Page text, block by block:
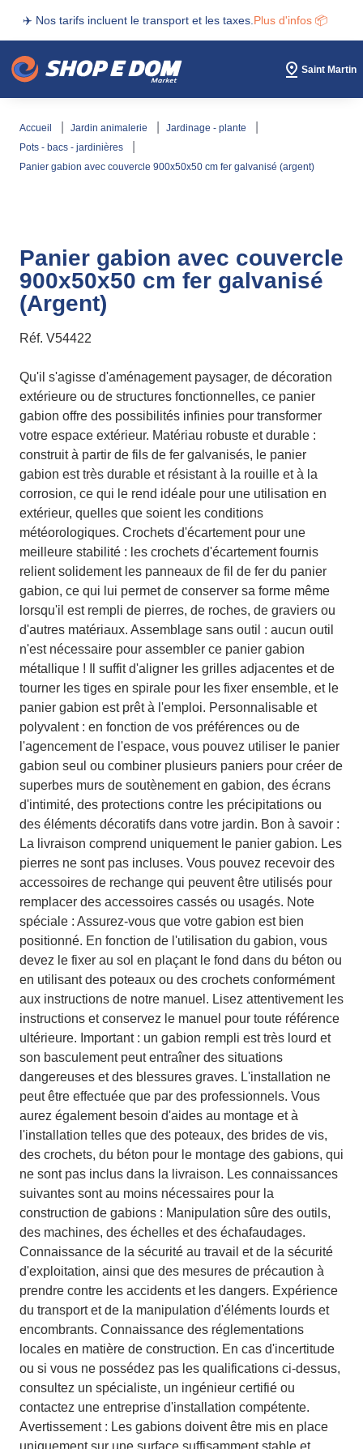
✈️ Nos tarifs incluent le transport et les taxes. Plus d'infos 📦
Saint Martin
accueil jardin animalerie
jardinage - plante
pots - bacs - jardinières
panier gabion avec couvercle 900x50x50 cm fer galvanisé (argent)
Panier gabion avec couvercle
900x50x50 cm fer galvanisé
(Argent)
Réf. V54422
Qu'il s'agisse d'aménagement paysager, de décoration
extérieure ou de structures fonctionnelles, ce panier
gabion offre des possibilités infinies pour transformer
votre espace extérieur. Matériau robuste et durable :
construit à partir de fils de fer galvanisés, le panier
gabion est très durable et résistant à la rouille et à la
corrosion, ce qui le rend idéale pour une utilisation en
extérieur, quelles que soient les conditions
météorologiques. Crochets d'écartement pour une
meilleure stabilité : les crochets d'écartement fournis
relient solidement les panneaux de fil de fer du panier
gabion, ce qui lui permet de conserver sa forme même
lorsqu'il est rempli de pierres, de roches, de graviers ou
d'autres matériaux. Assemblage sans outil : aucun outil
n'est nécessaire pour assembler ce panier gabion
métallique ! Il suffit d'aligner les grilles adjacentes et de
tourner les tiges en spirale pour les fixer ensemble, et le
panier gabion est prêt à l'emploi. Personnalisable et
polyvalent : en fonction de vos préférences ou de
l'agencement de l'espace, vous pouvez utiliser le panier
gabion seul ou combiner plusieurs paniers pour créer de
superbes murs de soutènement en gabion, des écrans
d'intimité, des protections contre les précipitations ou
des éléments décoratifs dans votre jardin. Bon à savoir :
La livraison comprend uniquement le panier gabion. Les
pierres ne sont pas incluses. Vous pouvez recevoir des
accessoires de rechange qui peuvent être utilisés pour
remplacer des accessoires cassés ou usagés. Note
spéciale : Assurez-vous que votre gabion est bien
positionné. En fonction de l'utilisation du gabion, vous
devez le fixer au sol en plaçant le fond dans du béton ou
en utilisant des poteaux ou des crochets conformément
aux instructions de notre manuel. Lisez attentivement les
instructions et conservez le manuel pour toute référence
ultérieure. Important : un gabion rempli est très lourd et
son basculement peut entraîner des situations
dangereuses et des blessures graves. L'installation ne
peut être effectuée que par des professionnels. Vous
aurez également besoin d'aides au montage et à
l'installation telles que des poteaux, des brides de vis,
des crochets, du béton pour le montage des gabions, qui
ne sont pas inclus dans la livraison. Les connaissances
suivantes sont au moins nécessaires pour la
construction de gabions : Manipulation sûre des outils,
des machines, des échelles et des échafaudages.
Connaissance de la sécurité au travail et de la sécurité
d'exploitation, ainsi que des mesures de précaution à
prendre contre les accidents et les dangers. Expérience
du transport et de la manipulation d'éléments lourds et
encombrants. Connaissance des réglementations
locales en matière de construction. En cas d'incertitude
ou si vous ne possédez pas les qualifications ci-dessus,
consultez un spécialiste, un ingénieur certifié ou
contactez une entreprise d'installation compétente.
Avertissement : Les gabions doivent être mis en place
uniquement sur une surface suffisamment stable et